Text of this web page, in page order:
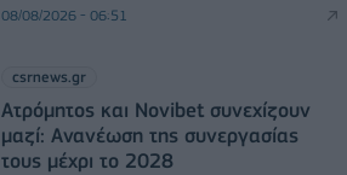
08/08/2026 - 06:51
csrnews.gr
Ατρόμητος και Novibet συνεχίζουν
μαζί: Ανανέωση της συνεργασίας
τους μέχρι το 2028